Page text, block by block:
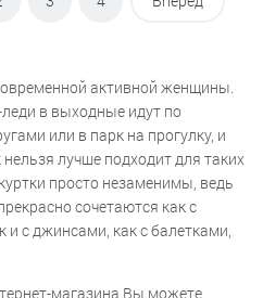
активной женщины.
в выходные идут по
или в парк на прогулку, и
лучше подходит для таких
просто незаменимы, ведь
сочетаются как с
с джинсами, как с балетками,
магазина Вы можете